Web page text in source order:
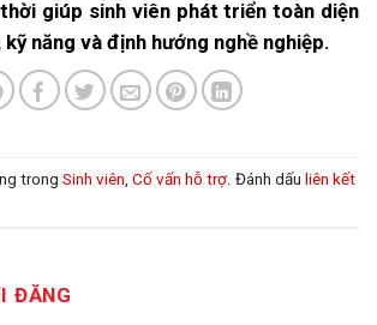
giúp sinh viên phát triển toàn diện
năng và định hướng nghề nghiệp.
trong Sinh viên, Cố vấn hỗ trợ. Đánh dấu liên kết
ĐĂNG